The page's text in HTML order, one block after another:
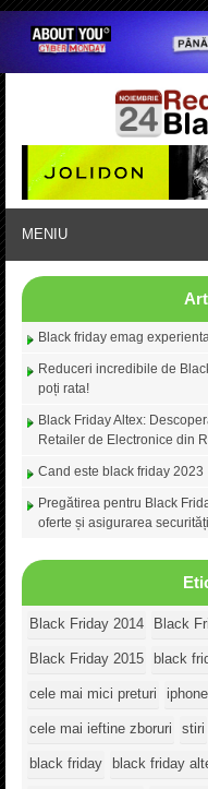
MENIU
Black friday emag
Reduceri incredibile de
poți rata!
Black Friday Altex:
Retailer de Electronice din
Cand este black friday 2023
Pregătirea pentru Black
oferte și asigurarea
Black Friday 2014 Black
Black Friday 2015 black
cele mai mici preturi
cele mai ieftine zboruri stiri
black friday black friday